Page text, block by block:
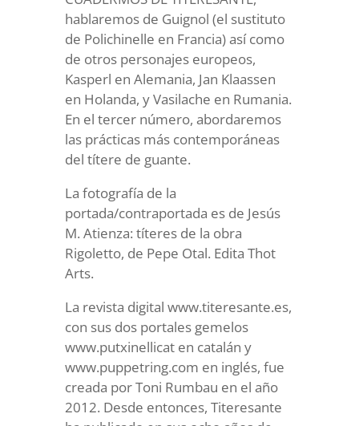
hablaremos de Guignol (el sustituto
de Polichinelle en Francia) así como
de otros personajes europeos,
Kasperl en Alemania, Jan Klaassen
en Holanda, y Vasilache en Rumania.
En el tercer número, abordaremos
las prácticas más contemporáneas
del títere de guante.
La fotografía de la
portada/contraportada es de Jesús
M. Atienza: títeres de la obra
Rigoletto, de Pepe Otal. Edita Thot
Arts.
La revista digital www.titeresante.es,
con sus dos portales gemelos
www.putxinellicat en catalán y
www.puppetring.com en inglés, fue
creada por Toni Rumbau en el año
2012. Desde entonces, Titeresante